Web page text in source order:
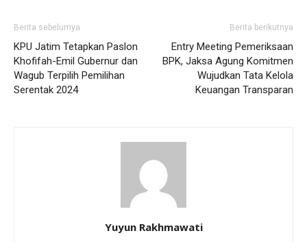
Berita sebelumya
KPU Jatim Tetapkan Paslon
Khofifah-Emil Gubernur dan
Wagub Terpilih Pemilihan
Serentak 2024
Berita berikutnya
Entry Meeting Pemeriksaan
BPK, Jaksa Agung Komitmen
Wujudkan Tata Kelola
Keuangan Transparan
Yuyun Rakhmawati